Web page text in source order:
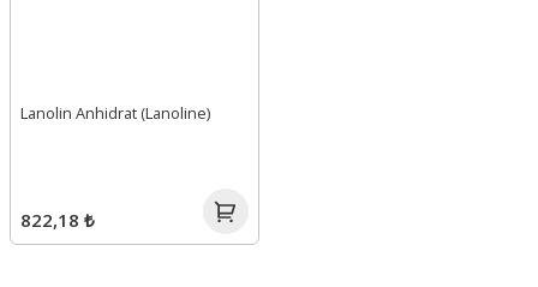
Lanolin Anhidrat (Lanoline)
822,18 ₺